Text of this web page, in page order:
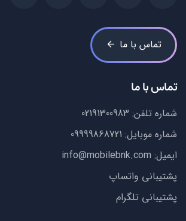
تماس با ما
تماس با ما
شماره تلفن: 02191300983
شماره موبایل: 09999868721
ایمیل: info@mobilebnk.com
پشتیبانی واتساپ
پشتیبانی تلگرام